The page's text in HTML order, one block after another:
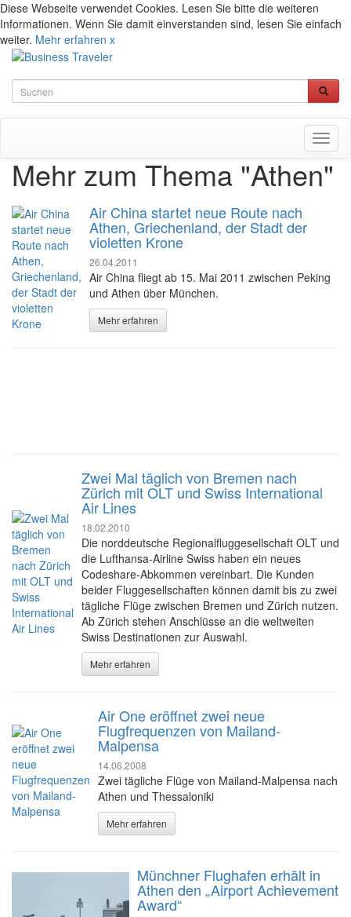
Diese Webseite verwendet Cookies. Lesen Sie bitte die weiteren
Informationen. Wenn Sie damit einverstanden sind, lesen Sie einfach
weiter. Mehr erfahren x
Mehr zum Thema "Athen"
Air China startet neue Route nach
Athen, Griechenland, der Stadt der
violetten Krone
26.04.2011
Air China fliegt ab 15. Mai 2011 zwischen Peking
und Athen über München.
Mehr erfahren
Zwei Mal täglich von Bremen nach
Zürich mit OLT und Swiss International
Air Lines
18.02.2010
Die norddeutsche Regionalfluggesellschaft OLT und
die Lufthansa-Airline Swiss haben ein neues
Codeshare-Abkommen vereinbart. Die Kunden
beider Fluggesellschaften können damit bis zu zwei
tägliche Flüge zwischen Bremen und Zürich nutzen.
Ab Zürich stehen Anschlüsse an die weltweiten
Swiss Destinationen zur Auswahl.
Mehr erfahren
Air One eröffnet zwei neue
Flugfrequenzen von Mailand-
Malpensa
14.06.2008
Zwei tägliche Flüge von Mailand-Malpensa nach
Athen und Thessaloniki
Mehr erfahren
Münchner Flughafen erhält in
Athen den „Airport Achievement
Award“